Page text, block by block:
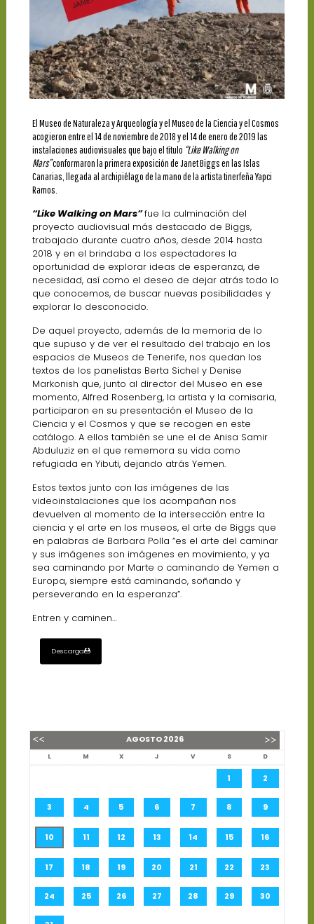
El Museo de Naturaleza y Arqueología y el Museo de la Ciencia y el Cosmos
acogieron entre el 14 de noviembre de 2018 y el 14 de enero de 2019 las
instalaciones audiovisuales que bajo el título “Like Walking on
Mars”conformaron la primera exposición de Janet Biggs en las Islas
Canarias, llegada al archipiélago de la mano de la artista tinerfeña Yapci
Ramos.
“Like Walking on Mars”fue la culminación del
proyecto audiovisual más destacado de Biggs,
trabajado durante cuatro años, desde 2014 hasta
2018 y en el brindaba a los espectadores la
oportunidad de explorar ideas de esperanza, de
necesidad, así como el deseo de dejar atrás todo lo
que conocemos, de buscar nuevas posibilidades y
explorar lo desconocido.
De aquel proyecto, además de la memoria de lo
que supuso y de ver el resultado del trabajo en los
espacios de Museos de Tenerife, nos quedan los
textos de los panelistas Berta Sichel y Denise
Markonish que, junto al director del Museo en ese
momento, Alfred Rosenberg, la artista y la comisaria,
participaron en su presentación el Museo de la
Ciencia y el Cosmos y que se recogen en este
catálogo. A ellos también se une el de Anisa Samir
Abduluziz en el que rememora su vida como
refugiada en Yibuti, dejando atrás Yemen.
Estos textos junto con las imágenes de las
videoinstalaciones que los acompañan nos
devuelven al momento de la intersección entre la
ciencia y el arte en los museos, el arte de Biggs que
en palabras de Barbara Polla “es el arte del caminar
y sus imágenes son imágenes en movimiento, y ya
sea caminando por Marte o caminando de Yemen a
Europa, siempre está caminando, soñando y
perseverando en la esperanza”.
Entren y caminen…
Descarga
AGOSTO2026
L M X J V S D
1 2
3 4 5 6 7 8 9
10 11 12 13 14 15 16
17 18 19 20 21 22 23
24 25 26 27 28 29 30